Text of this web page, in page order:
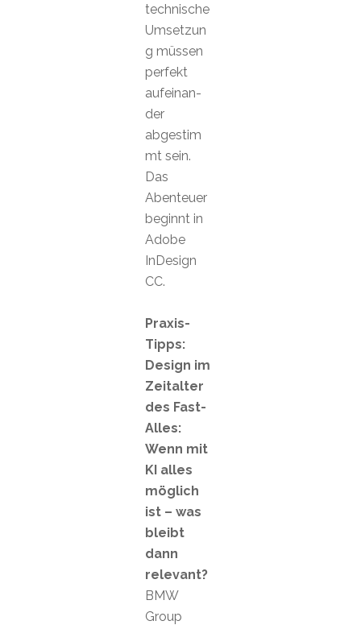
technische
Umsetzun
g müssen
perfekt
aufeinan-
der
abgestim
mt sein.
Das
Abenteuer
beginnt in
Adobe
InDesign
CC.
Praxis-
Tipps:
Design im
Zeitalter
des Fast-
Alles:
Wenn mit
KI alles
möglich
ist – was
bleibt
dann
relevant?
BMW
Group